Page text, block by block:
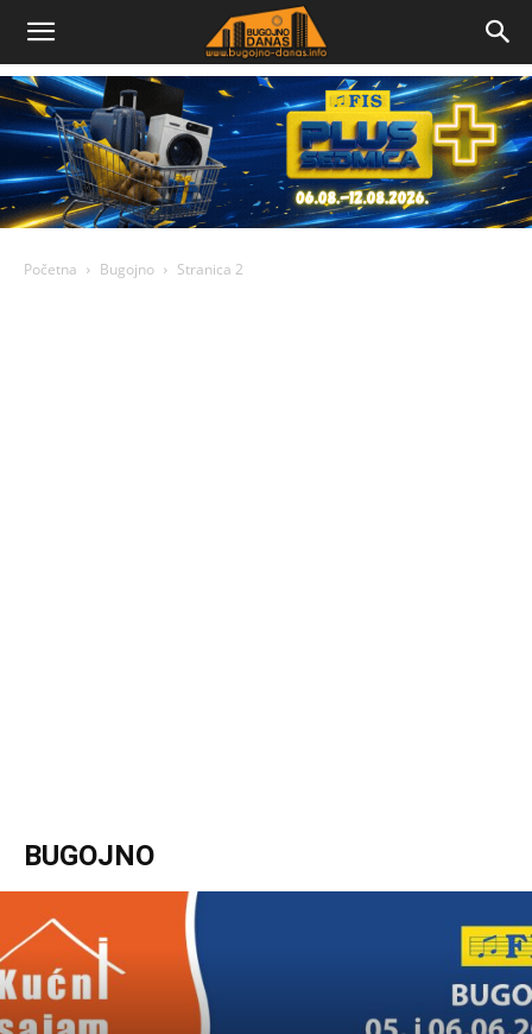
Bugojno
Danas
Početna Bugojno Stranica 2
BUGOJNO